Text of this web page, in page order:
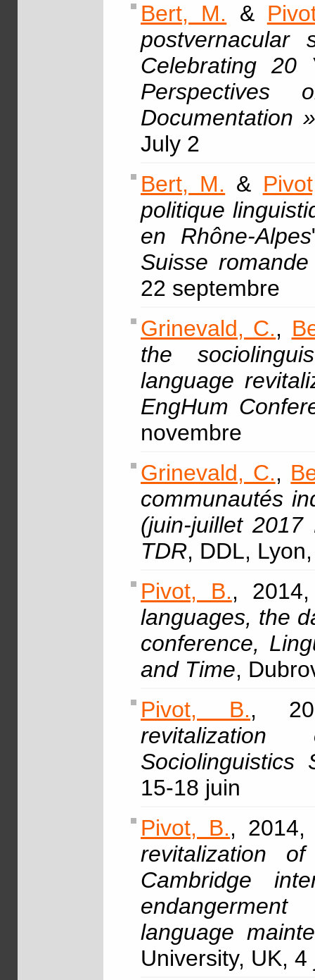
Bert, M. &
postvernacular
Celebrating
Perspectives
Documentation
July 2
Bert, M. &
politique
en Rhône-Alpes
Suisse romande
22 septembre
Grinevald, C.,
the
language
EngHum
novembre
Grinevald, C.,
communautés
(juin-juillet
TDR, DDL,
Pivot, B.,
languages, the
conference,
and Time,
Pivot, B.,
revitalization
Sociolinguistics
15-18 juin
Pivot, B., 2014,
revitalization
Cambridge
language
University, UK, 4